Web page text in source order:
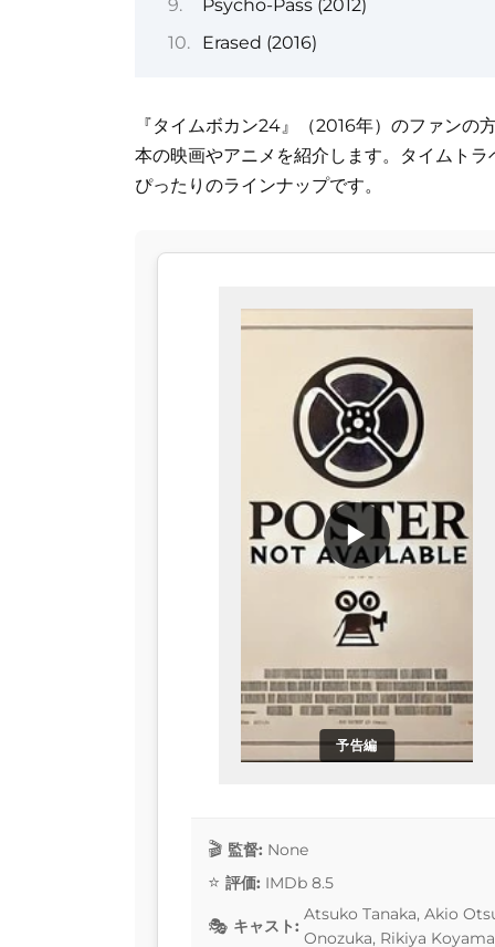
Psycho-Pass (2012)
Erased (2016)
『タイムボカン24』（2016年）のファンの
本の映画やアニメを紹介します。タイムト
ぴったりのラインナップです。
予告編
▶
監督: None
評価: IMDb 8.5
キャスト:
Atsuko Tanaka, Akio
Onozuka, Rikiya Koyama